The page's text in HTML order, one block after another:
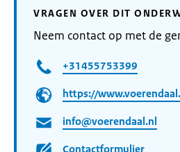
VRAGEN OVER DIT
Neem contact op met de
+31455753399
https://
info@voerendaal.nl
Contactformulier